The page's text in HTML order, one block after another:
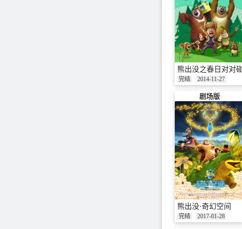
熊出没之春日对对碰
完结 2014-11-27
剧场版
熊出没·奇幻空间
完结 2017-01-28